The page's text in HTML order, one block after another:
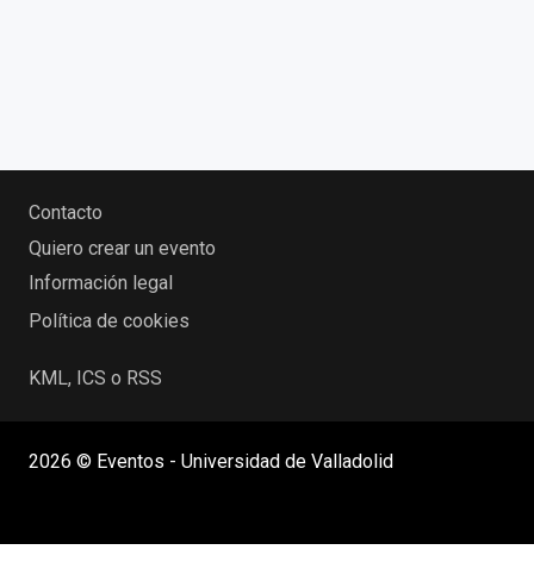
Contacto
Quiero crear un evento
Información legal
Política de cookies
KML, ICS o RSS
2026 © Eventos - Universidad de Valladolid